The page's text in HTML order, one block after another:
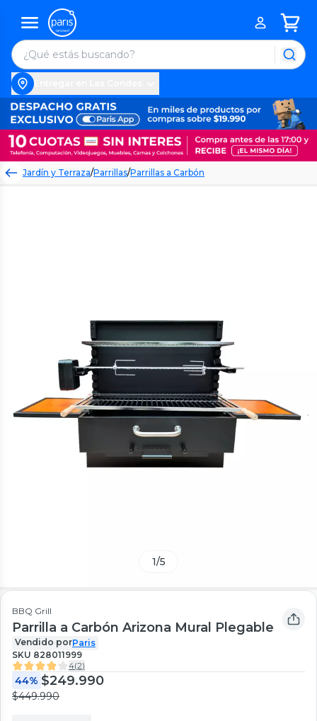
Jardín y Terraza/Parrillas/Parrillas a Carbón
1/5
BBQ Grill
Parrilla a Carbón Arizona Mural Plegable
Vendido porParis
SKU 828011999
4(2)
44% $249.990
$449.990